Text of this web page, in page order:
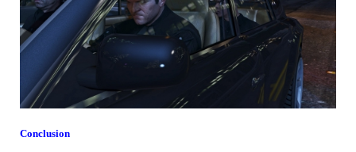
Conclusion